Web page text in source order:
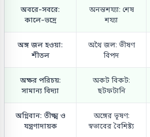
অবরে-সবরে:
কালে-ভদ্রে
অনন্তশয্যা: শেষ
শয্যা
অঙ্গ জল হওয়া:
শীতল
অথৈ জল: ভীষণ
বিপদ
অক্ষর পরিচয়:
সামান্য বিদ্যা
অকট বিকট:
ছটফটানি
অগ্নিবান: তীক্ষ্ম ও
যন্ত্রণাদায়ক
অঙ্গের ভূষণ:
স্বভাবের বৈশিষ্ট্য